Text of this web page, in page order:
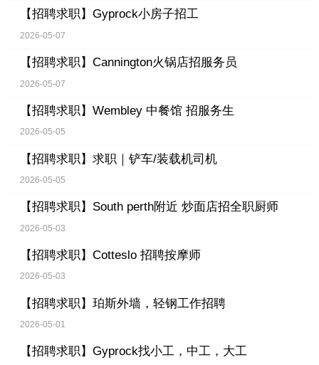
【招聘求职】 Gyprock小房子招工
2026-05-07
【招聘求职】 Cannington火锅店招服务员
2026-05-07
【招聘求职】 Wembley 中餐馆 招服务生
2026-05-05
【招聘求职】 求职｜铲车/装载机司机
2026-05-05
【招聘求职】 South perth附近 炒面店招全职厨师
2026-05-03
【招聘求职】 Cotteslo 招聘按摩师
2026-05-03
【招聘求职】 珀斯外墙，轻钢工作招聘
2026-05-01
【招聘求职】 Gyprock找小工，中工，大工